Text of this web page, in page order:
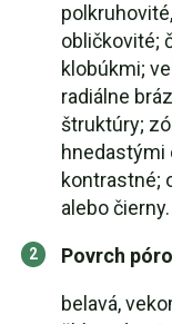
obličkovité;
klobúkmi;
radiálne
štruktúry;
hnedastými
kontrastné;
alebo čierny.
Povrch
belavá,